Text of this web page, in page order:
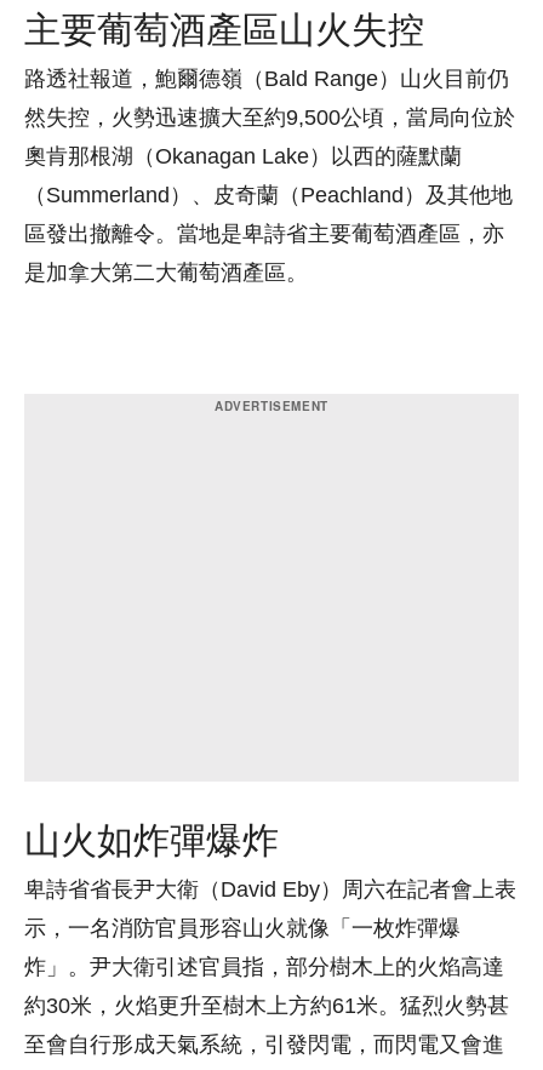
主要葡萄酒產區山火失控
路透社報道，鮑爾德嶺（Bald Range）山火目前仍
然失控，火勢迅速擴大至約9,500公頃，當局向位於
奧肯那根湖（Okanagan Lake）以西的薩默蘭
（Summerland）、皮奇蘭（Peachland）及其他地
區發出撤離令。當地是卑詩省主要葡萄酒產區，亦
是加拿大第二大葡萄酒產區。
山火如炸彈爆炸
卑詩省省長尹大衛（David Eby）周六在記者會上表
示，一名消防官員形容山火就像「一枚炸彈爆
炸」。尹大衛引述官員指，部分樹木上的火焰高達
約30米，火焰更升至樹木上方約61米。猛烈火勢甚
至會自行形成天氣系統，引發閃電，而閃電又會進